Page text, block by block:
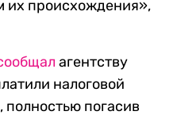
их происхождения»,
агентству
налоговой
погасив